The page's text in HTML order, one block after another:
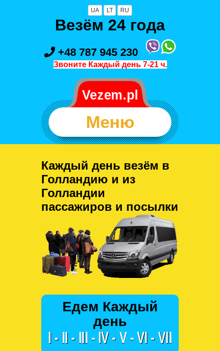
UA LT RU
Везём 24 года
+48 787 945 230
Звоните Каждый день 7-21 ч.
Меню
Каждый день везём в
Голландию и из
Голландии
пассажиров и посылки
Едем Каждый
день